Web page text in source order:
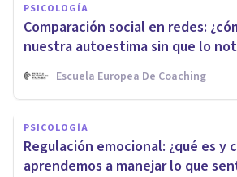
PSICOLOGÍA
Comparación social en redes:
nuestra autoestima sin que lo
Escuela Europea De Coaching
PSICOLOGÍA
Regulación emocional: ¿qué es y
aprendemos a manejar lo que